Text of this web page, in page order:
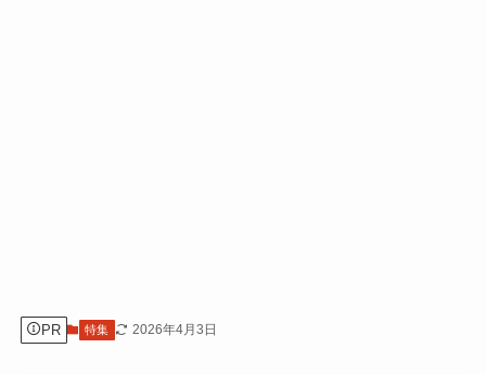
PR 特集 2026年4月3日